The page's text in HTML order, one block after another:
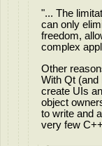
"... The
can only
freedom,
complex
Other
With Qt (and
create UIs
object
to write and
very few